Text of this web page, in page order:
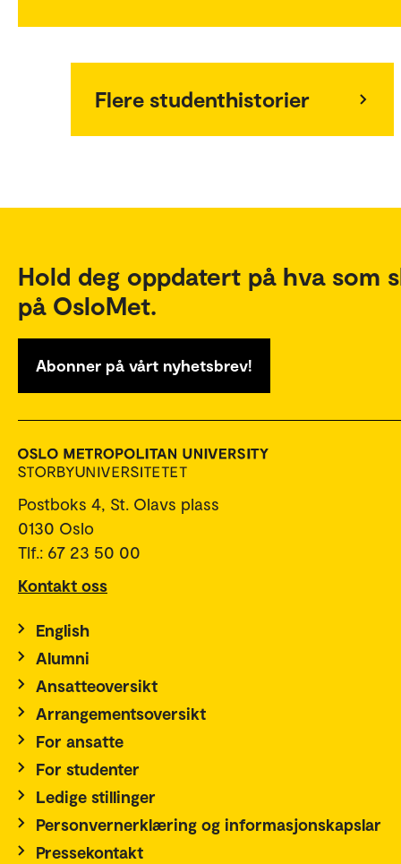
Flere studenthistorier
Hold deg oppdatert på hva som
på OsloMet.
Abonner på vårt nyhetsbrev!
Postboks 4, St. Olavs plass
0130 Oslo
Tlf.: 67 23 50 00
Kontakt oss
English
Alumni
Ansatteoversikt
Arrangementsoversikt
For ansatte
For studenter
Ledige stillinger
Personvernerklæring og informasjonskapslar
Pressekontakt